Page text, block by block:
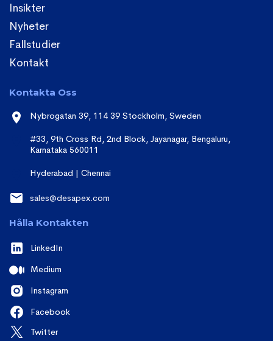
Insikter
Nyheter
Fallstudier
Kontakt
Kontakta Oss
Nybrogatan 39, 114 39 Stockholm, Sweden
#33, 9th Cross Rd, 2nd Block, Jayanagar, Bengaluru,
Karnataka 560011
Hyderabad | Chennai
sales@desapex.com
Hålla Kontakten
LinkedIn
Medium
Instagram
Facebook
Twitter